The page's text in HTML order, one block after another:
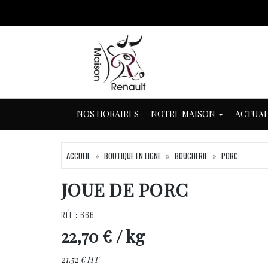
NOS HORAIRES NOTRE MAISON
ACCUEIL BOUTIQUE EN LIGNE BOUCHERIE PORC
JOUE DE PORC
RÉF : 666
22,70 € / kg
21,52 € HT